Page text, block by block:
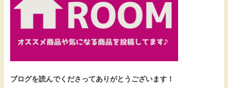
ブログを読んでくださってありがとうございます！